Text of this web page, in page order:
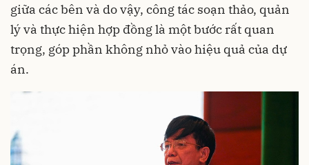
giữa các bên và do vậy, công tác soạn thảo, quản
lý và thực hiện hợp đồng là một bước rất quan
trọng, góp phần không nhỏ vào hiệu quả của dự
án.